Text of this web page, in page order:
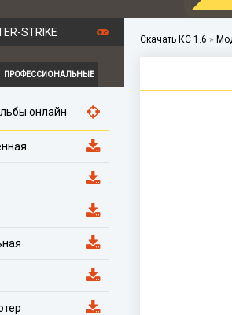
Скачать КС 1.6 »
STRIKE
ПРОФЕССИОНАЛЬНЫЕ
онлайн